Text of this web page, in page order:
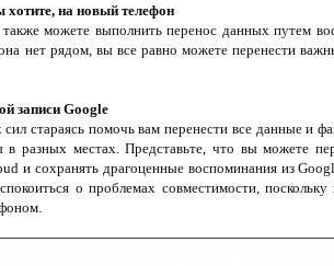
хотите, на новый телефон
можете выполнить перенос данных путем
нет рядом, вы все равно можете перенести
записи Google
сил стараясь помочь вам перенести все данные и
разных местах. Представьте, что вы можете
и сохранять драгоценные воспоминания из
о проблемах совместимости, поскольку